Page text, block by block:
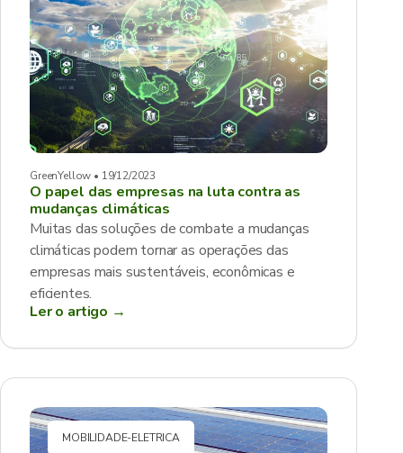
GreenYellow • 19/12/2023
O papel das empresas na luta contra as
mudanças climáticas
Muitas das soluções de combate a mudanças
climáticas podem tornar as operações das
empresas mais sustentáveis, econômicas e
eficientes.
Ler o artigo →
MOBILIDADE-ELETRICA